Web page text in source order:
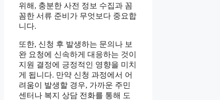
위해, 충분한 사전 정보 수집과 꼼
꼼한 서류 준비가 무엇보다 중요합
니다.
또한, 신청 후 발생하는 문의나 보
완 요청에 신속하게 대응하는 것이
지원 결정에 긍정적인 영향을 미치
게 됩니다. 만약 신청 과정에서 어
려움이 발생할 경우, 가까운 주민
센터나 복지 상담 전화를 통해 도